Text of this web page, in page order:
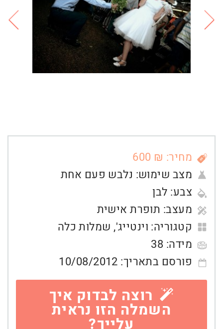
מחיר: ₪ 600
מצב שימוש: נלבש פעם אחת
צבע: לבן
מעצב: תופרת אישית
קטגוריה: וינטייג', שמלות כלה
מידה: 38
פורסם בתאריך: 10/08/2012
רוצה לבדוק איך
השמלה הזו נראית
עלייך?